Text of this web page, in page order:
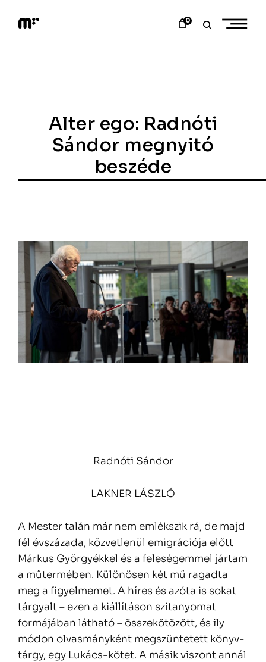
content
0
Alter ego: Radnóti
Sándor megnyitó
beszéde
Radnóti Sándor
LAKNER LÁSZLÓ
A Mester talán már nem emlékszik rá, de majd
fél évszázada, közvetlenül emigrációja előtt
Márkus Györgyékkel és a feleségemmel jártam
a műtermében. Különösen két mű ragadta
meg a figyelmemet. A híres és azóta is sokat
tárgyalt – ezen a kiállításon szitanyomat
formájában látható – összekötözött, és ily
módon olvasmányként megszüntetett könyv-
tárgy, egy Lukács-kötet. A másik viszont annál